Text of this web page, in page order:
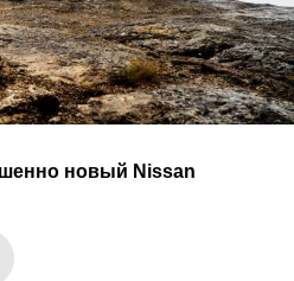
новый Nissan